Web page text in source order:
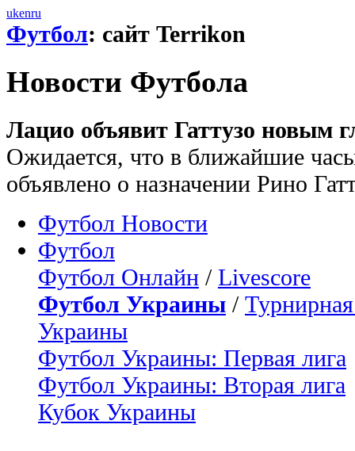
ukenru
Футбол: сайт Terrikon
Новости Футбола
Лацио объявит Гаттузо новым
Ожидается, что в ближайшие
объявлено о назначении Рино
Футбол Новости
Футбол
Футбол Онлайн / Livescore
Футбол Украины /
Украины
Футбол Украины: Первая лига
Футбол Украины: Вторая лига
Кубок Украины